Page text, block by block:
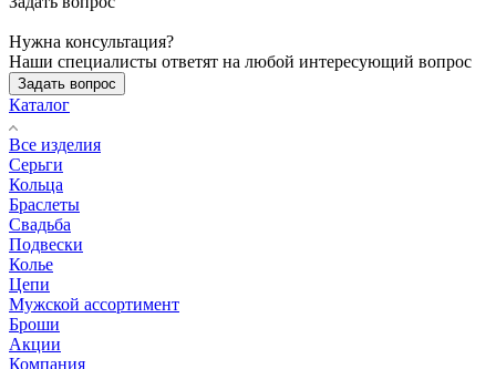
Нужна консультация?
Наши специалисты ответят на любой интересующий вопрос
Задать вопрос
Каталог
Все изделия
Серьги
Кольца
Браслеты
Свадьба
Подвески
Колье
Цепи
Мужской ассортимент
Броши
Акции
Компания